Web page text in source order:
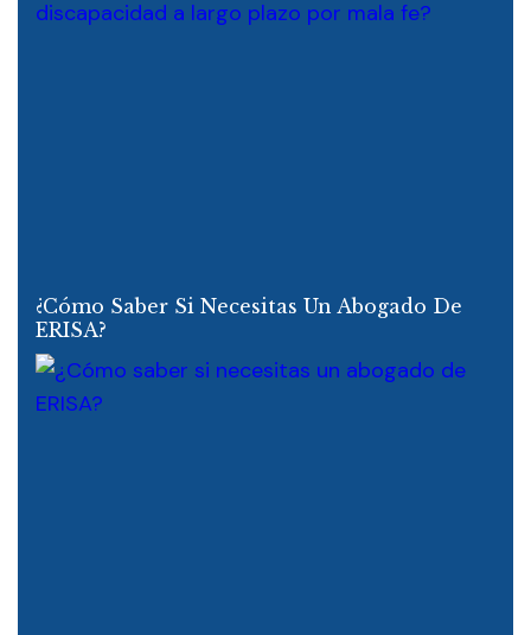
¿Cómo Saber Si Necesitas Un Abogado De
ERISA?